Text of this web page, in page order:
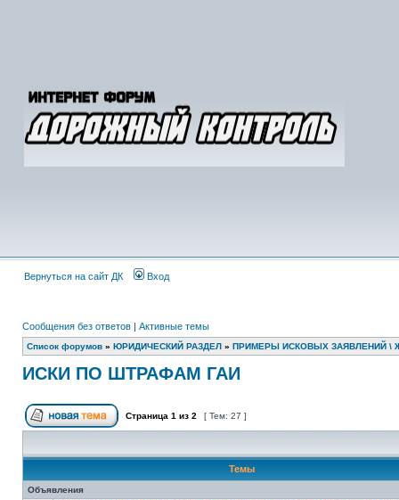
Вернуться на сайт ДК Вход
Сообщения без ответов | Активные темы
Список форумов » ЮРИДИЧЕСКИЙ РАЗДЕЛ » ПРИМЕРЫ ИСКОВЫХ ЗАЯВЛЕНИЙ \
ИСКИ ПО ШТРАФАМ ГАИ
Страница 1 из 2 [ Тем: 27 ]
Темы
Объявления